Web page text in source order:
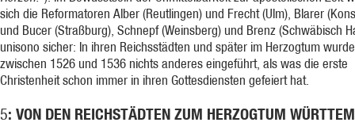
sich die Reformatoren Alber (Reutlingen) und Frecht (Ulm), Blarer
und Bucer (Straßburg), Schnepf (Weinsberg) und Brenz (Schwäbisch
unisono sicher: In ihren Reichsstädten und später im Herzogtum wurde
zwischen 1526 und 1536 nichts anderes eingeführt, als was die erste
Christenheit schon immer in ihren Gottesdiensten gefeiert hat.
5: VON DEN REICHSTÄDTEN ZUM HERZOGTUM